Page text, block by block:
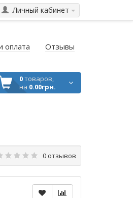
Личный кабинет
оплата Отзывы
0товаров,
на 0.00грн.
0 отзывов